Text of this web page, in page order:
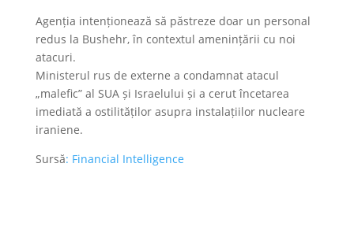
Agenția intenționează să păstreze doar un personal
redus la Bushehr, în contextul amenințării cu noi
atacuri.
Ministerul rus de externe a condamnat atacul
„malefic” al SUA și Israelului și a cerut încetarea
imediată a ostilităților asupra instalațiilor nucleare
iraniene.
Sursă: Financial Intelligence